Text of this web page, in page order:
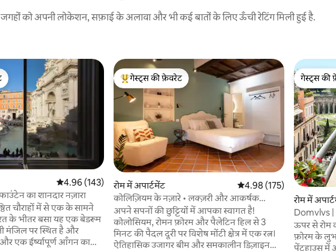
को अपनी लोकेशन, सफ़ाई के अलावा और भी कई बातों के लिए ऊँची रेटिंग मिली हुई है.
औसत रेटिंग 5 में से 4.96, 143 समीक्षाएँ
4.96 (143)
फाउंटेन का शानदार नज़ारा
चौराहों में से एक के सामने
के भीतर बसा यह एक बेडरूम
मंजिल पर स्थित है और
एक ईर्ष्यापूर्ण आँगन का
गेस्ट्स का टॉप फ़ेवरेट
गेस्ट्स की फ़ेवरेट
रोम में अपार्टमेंट औसत रेटिंग 5 में से 4.98, 175
4.98 (175)
कोलिज़ियम के नज़ारे • लक्ज़री और आकर्षक
अपार्टमेंट
अपने सपनों की छुट्टियों में आपका स्वागत है!
कोलोसियम, रोमन फ़ोरम और पैलेटिन हिल से 3
मिनट की पैदल दूरी पर विशेष मोंटी क्षेत्र में एक रत्न।
ऐतिहासिक उजागर बीम और समकालीन डिज़ाइन
गेस्ट्स की
गेस्ट्स की
रोम में
Domvlvs
ऊपर से रोम
फ़ोरम के
पेंटहाउस में